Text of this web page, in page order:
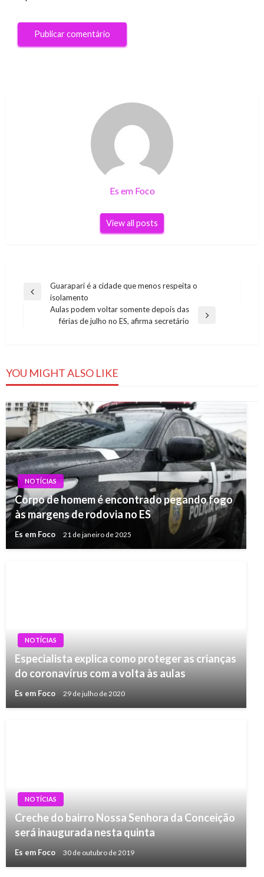
Es em Foco
View all posts
Navegação
Previous
Guarapari é a cidade que menos respeita o
isolamento
Aulas podem voltar somente depois das
férias de julho no ES, afirma secretário
YOU MIGHT ALSO LIKE
NOTÍCIAS
Corpo de homem é encontrado pegando fogo
às margens de rodovia no ES
Es em Foco 21 de janeiro de 2025
NOTÍCIAS
Especialista explica como proteger as crianças
do coronavírus com a volta às aulas
Es em Foco 29 de julho de 2020
NOTÍCIAS
Creche do bairro Nossa Senhora da Conceição
será inaugurada nesta quinta
Es em Foco 30 de outubro de 2019